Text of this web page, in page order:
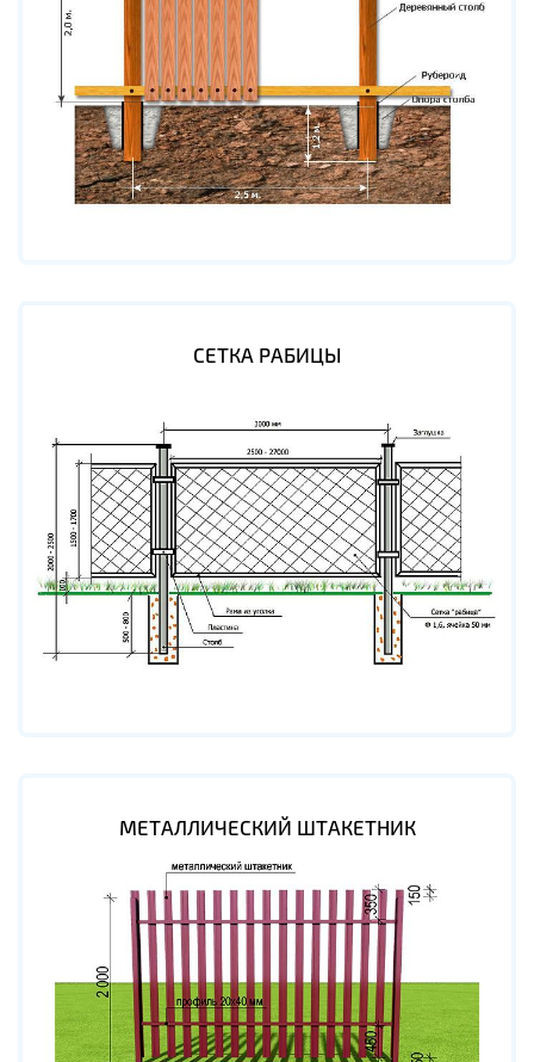
СЕТКА РАБИЦЫ
МЕТАЛЛИЧЕСКИЙ ШТАКЕТНИК